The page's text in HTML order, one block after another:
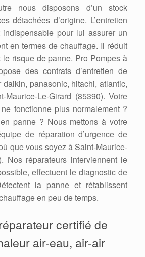
nous disposons d’un stock
détachées d’origine. L’entretien
pour lui assurer un
en termes de chauffage. Il réduit
risque de panne. Pro Pompes à
des contrats d’entretien de
daikin, panasonic, hitachi, atlantic,
Maurice-Le-Girard (85390). Votre
fonctionne plus normalement ?
panne ? Nous mettons à votre
de réparation d’urgence de
que vous soyez à Saint-Maurice-
Nos réparateurs interviennent le
effectuent le diagnostic de
la panne et rétablissent
en peu de temps.
certifié de
air-eau, air-air